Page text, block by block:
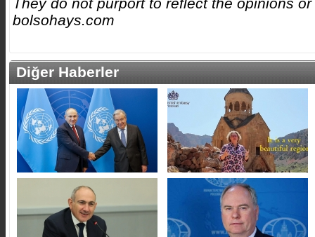
bolsohays.com
Diğer Haberler